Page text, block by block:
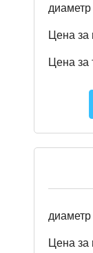
диаметр
Цена за
Цена за
диаметр
Цена за